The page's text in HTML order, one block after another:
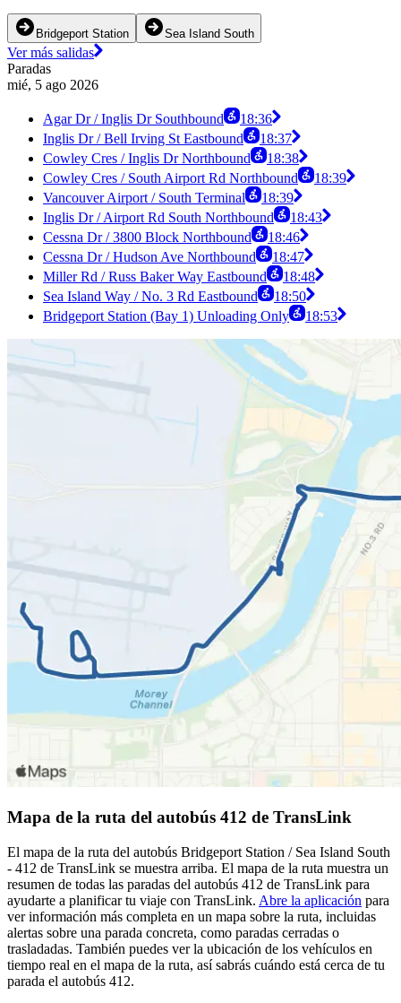
Bridgeport Station Sea Island South
Ver más salidas
Paradas
mié, 5 ago 2026
Agar Dr / Inglis Dr Southbound
18:36
Inglis Dr / Bell Irving St Eastbound
18:37
Cowley Cres / Inglis Dr Northbound
18:38
Cowley Cres / South Airport Rd Northbound
18:39
Vancouver Airport / South Terminal
18:39
Inglis Dr / Airport Rd South Northbound
18:43
Cessna Dr / 3800 Block Northbound
18:46
Cessna Dr / Hudson Ave Northbound
18:47
Miller Rd / Russ Baker Way Eastbound
18:48
Sea Island Way / No. 3 Rd Eastbound
18:50
Bridgeport Station (Bay 1) Unloading Only
18:53
Mapa de la ruta del autobús 412 de TransLink
El mapa de la ruta del autobús Bridgeport Station / Sea Island South
- 412 de TransLink se muestra arriba. El mapa de la ruta muestra un
resumen de todas las paradas del autobús 412 de TransLink para
ayudarte a planificar tu viaje con TransLink. Abre la aplicación para
ver información más completa en un mapa sobre la ruta, incluidas
alertas sobre una parada concreta, como paradas cerradas o
trasladadas. También puedes ver la ubicación de los vehículos en
tiempo real en el mapa de la ruta, así sabrás cuándo está cerca de tu
parada el autobús 412.